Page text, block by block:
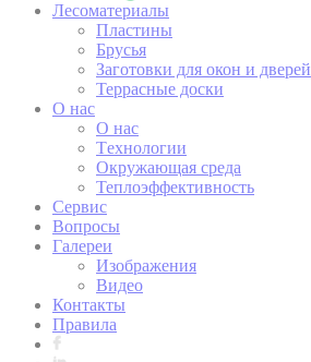
Лесоматериалы
Пластины
Брусья
Заготовки для окон и дверей
Террасные доски
O нас
O нас
Tехнологии
Окружающая среда
Теплоэффективность
Сервис
Вопросы
Галереи
Изображения
Видео
Контакты
Правила